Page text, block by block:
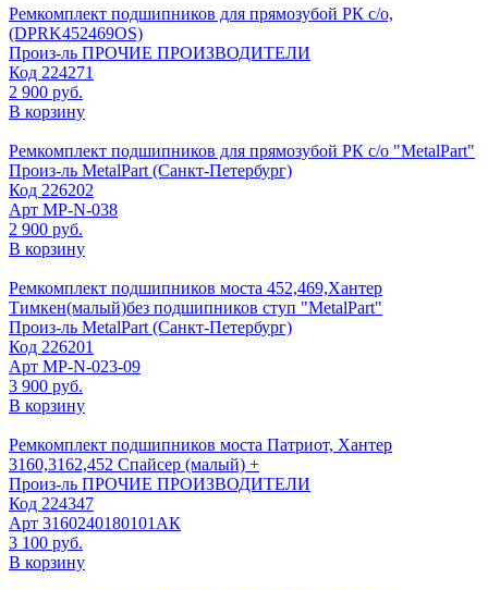
Ремкомплект подшипников для прямозубой РК с/о,
(DPRK452469OS)
Произ-ль ПРОЧИЕ ПРОИЗВОДИТЕЛИ
Код 224271
2 900 руб.
В корзину
Ремкомплект подшипников для прямозубой РК с/о "MetalPart"
Произ-ль MetalPart (Санкт-Петербург)
Код 226202
Арт МР-N-038
2 900 руб.
В корзину
Ремкомплект подшипников моста 452,469,Хантер
Тимкен(малый)без подшипников ступ "MetalPart"
Произ-ль MetalPart (Санкт-Петербург)
Код 226201
Арт МР-N-023-09
3 900 руб.
В корзину
Ремкомплект подшипников моста Патриот, Хантер
3160,3162,452 Спайсер (малый) +
Произ-ль ПРОЧИЕ ПРОИЗВОДИТЕЛИ
Код 224347
Арт 3160240180101АК
3 100 руб.
В корзину